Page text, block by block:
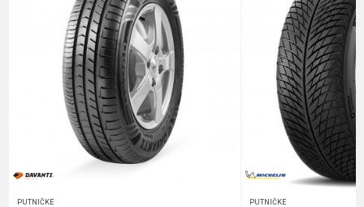
Anti-spam zaštita - izračunajte koliko je 6 - 1 :
PUTNIČKE PUTNIČKE